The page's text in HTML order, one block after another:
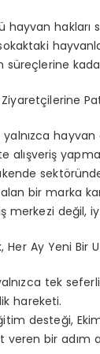
hayvan hakları
süreçlerine
Ziyaretçilerine
yalnızca
alışveriş yapma
sektö
alan bir
merkezi değil,
Her Ay Yeni Bir
yalnızca tek
hareketi.
desteği,
veren bir adım